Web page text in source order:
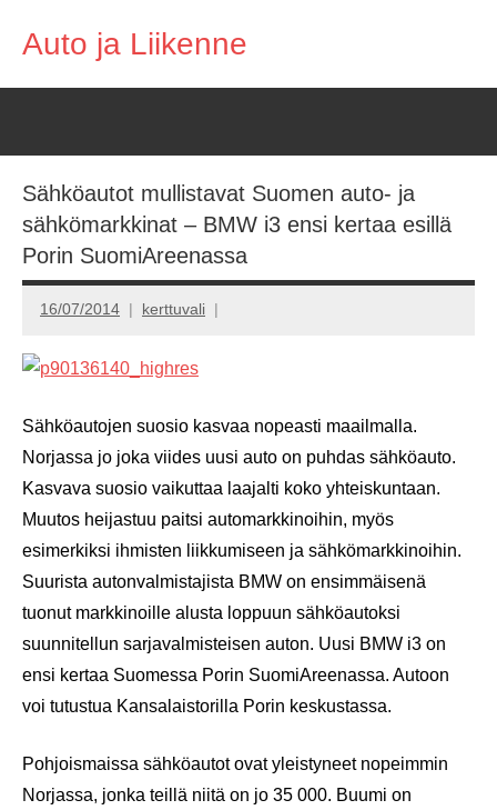
Auto ja Liikenne
Sähköautot mullistavat Suomen auto- ja
sähkömarkkinat – BMW i3 ensi kertaa esillä
Porin SuomiAreenassa
16/07/2014 kerttuvali
Sähköautojen suosio kasvaa nopeasti maailmalla.
Norjassa jo joka viides uusi auto on puhdas sähköauto.
Kasvava suosio vaikuttaa laajalti koko yhteiskuntaan.
Muutos heijastuu paitsi automarkkinoihin, myös
esimerkiksi ihmisten liikkumiseen ja sähkömarkkinoihin.
Suurista autonvalmistajista BMW on ensimmäisenä
tuonut markkinoille alusta loppuun sähköautoksi
suunnitellun sarjavalmisteisen auton. Uusi BMW i3 on
ensi kertaa Suomessa Porin SuomiAreenassa. Autoon
voi tutustua Kansalaistorilla Porin keskustassa.
Pohjoismaissa sähköautot ovat yleistyneet nopeimmin
Norjassa, jonka teillä niitä on jo 35 000. Buumi on